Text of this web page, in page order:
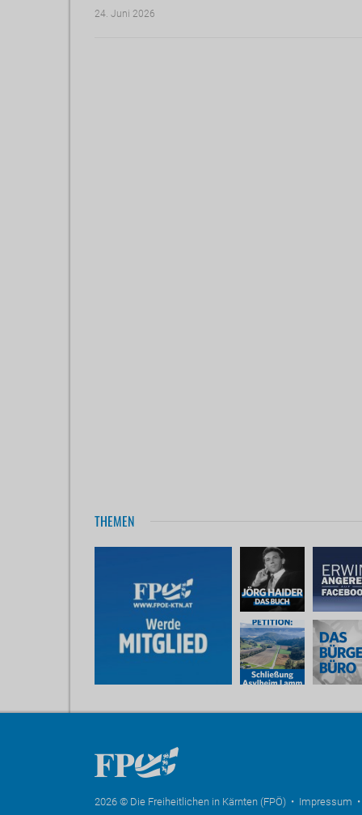
24. Juni 2026
THEMEN
2026 © Die Freiheitlichen in Kärnten (FPÖ) • Impressum •